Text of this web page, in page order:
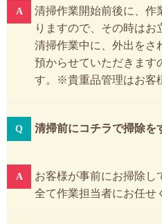
清掃作業開始前後に、作
りますので、その時はお
清掃作業中に、外出をさ
預からせていただきます
す。※貴重品管理はお客
清掃前にコチラで掃除を
お客様が事前にお掃除し
全て作業担当者にお任せ